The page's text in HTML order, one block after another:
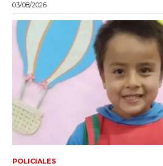
03/08/2026
POLICIALES